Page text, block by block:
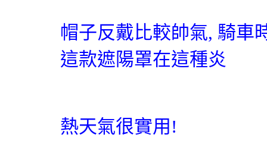
帽子反戴比較帥氣, 騎車
這款遮陽罩在這種炎
熱天氣很實用 !